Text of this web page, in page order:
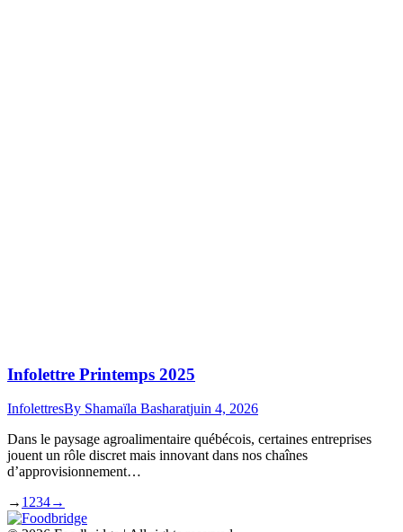
Infolettre Printemps 2025
InfolettresBy Shamaïla Basharatjuin 4, 2026
Dans le paysage agroalimentaire québécois, certaines entreprises
jouent un rôle discret mais innovant dans nos chaînes
d’approvisionnement…
→ 1 234→